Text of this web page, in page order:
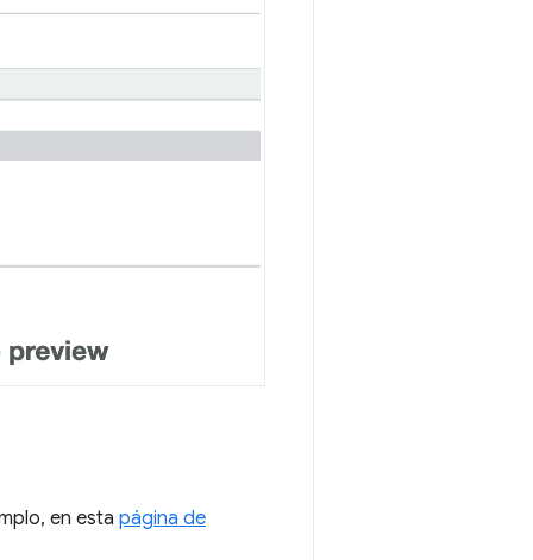
en esta página de